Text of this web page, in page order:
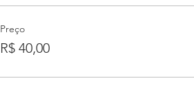
Preço
R$ 40,00